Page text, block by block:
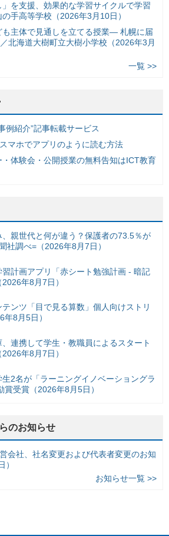
を支援、効果的な学習サイクルで学習
手高等学校（2026年3月10日）
も主体で見通しを立てる授業— 札幌に届
北海道大樹町立大樹小学校（2026年3月
一覧 >>
例紹介”記事転載サービス
マホでアプリのように読む方法
体験会・公開授業の無料告知はICT教育
親世代と何が違う？保護者の73.5％が
社調べ=（2026年8月7日）
計画アプリ「赤シート勉強計画 - 暗記
年8月7日）
ンツ「目で見る算数」個人向けストリ
8月5日）
連携して学生・教職員によるスタート
年8月7日）
2名が「ラーニングイノベーショングラ
賞受賞（2026年8月5日）
のお知らせ
会社、社名変更および代表者変更のお知
）
お知らせ一覧 >>